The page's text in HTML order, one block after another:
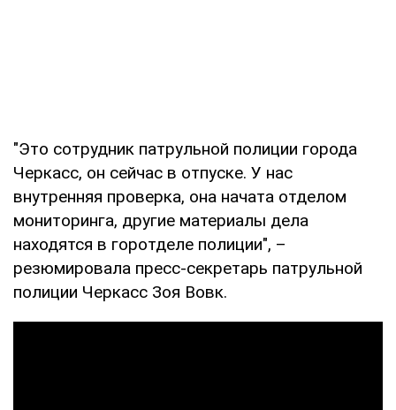
"Это сотрудник патрульной полиции города
Черкасс, он сейчас в отпуске. У нас
внутренняя проверка, она начата отделом
мониторинга, другие материалы дела
находятся в горотделе полиции", –
резюмировала пресс-секретарь патрульной
полиции Черкасс Зоя Вовк.